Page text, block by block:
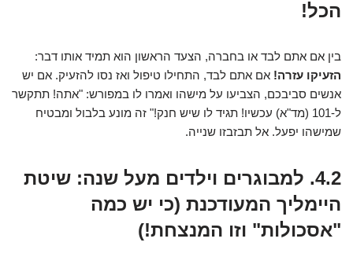
הכל!
בין אם אתם לבד או בחברה, הצעד הראשון הוא תמיד אותו דבר:
הזעיקו עזרה! אם אתם לבד, התחילו טיפול ואז נסו להזעיק. אם יש
אנשים סביבכם, הצביעו על מישהו ואמרו לו במפורש: "אתה! תתקשר
ל-101 (מד"א) עכשיו! תגיד לו שיש חנק!" זה מונע בלבול ומבטיח
שמישהו יפעל. אל תבזבזו שנייה.
4.2. למבוגרים וילדים מעל שנה: שיטת
היימליך המעודכנת (כי יש כמה
"אסכולות" וזו המנצחת!)